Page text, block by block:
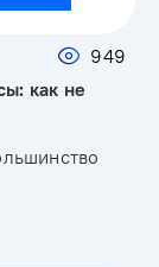
949
как не